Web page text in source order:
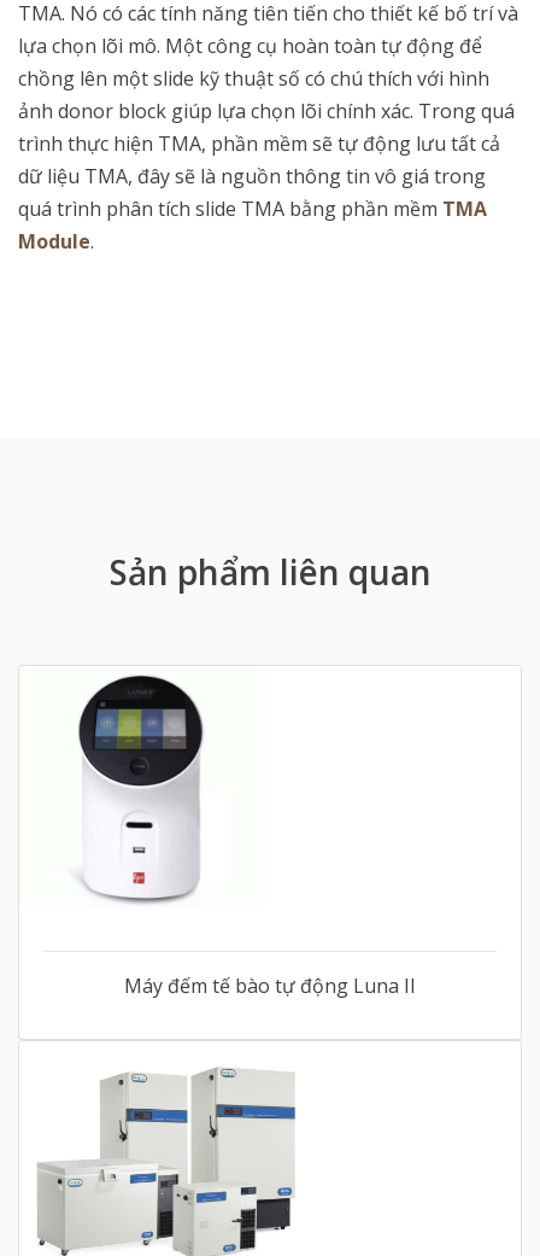
TMA. Nó có các tính năng tiên tiến cho thiết kế bố trí và
lựa chọn lõi mô. Một công cụ hoàn toàn tự động để
chồng lên một slide kỹ thuật số có chú thích với hình
ảnh donor block giúp lựa chọn lõi chính xác. Trong quá
trình thực hiện TMA, phần mềm sẽ tự động lưu tất cả
dữ liệu TMA, đây sẽ là nguồn thông tin vô giá trong
quá trình phân tích slide TMA bằng phần mềm TMA
Module.
Sản phẩm liên quan
Máy đếm tế bào tự động Luna II